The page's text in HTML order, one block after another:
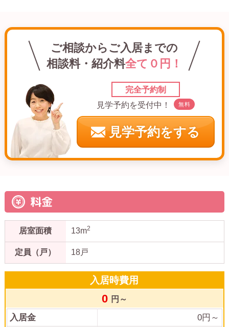
ご相談からご入居までの
相談料・紹介料全て０円！
完全予約制
見学予約を受付中！
無料
見学予約をする
料金
居室面積 13m2
定員（戸） 18戸
入居時費用
0 円～
入居金 0円～